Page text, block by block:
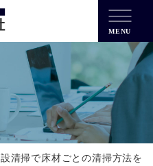
MENU
清掃で床材ごとの清掃方法を